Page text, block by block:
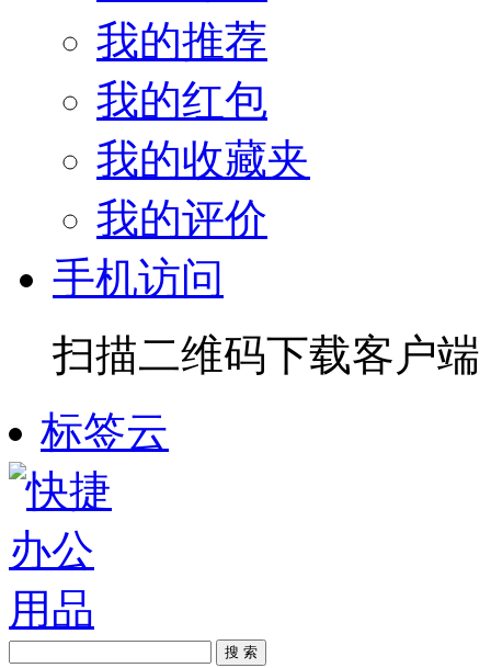
我的推荐
我的红包
我的收藏夹
我的评价
手机访问
扫描二维码下载客户端
标签云
搜 索